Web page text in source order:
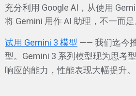
充分利用 Google AI，从使用
将 Gemini 用作 AI 助理，不一而足
试用 Gemini 3 模型 —— 我们迄今
型。Gemini 3 系列模型现为思考
响应的能力，性能表现大幅提升。